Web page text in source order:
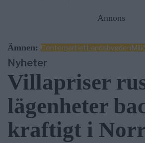
Annons
Ämnen: CenterpartietLandsbygden
Nyheter
Villapriser
lägenheter
kraftigt i